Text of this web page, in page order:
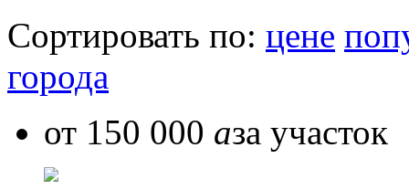
Сортировать по: цене
города
от 150 000 aза участок